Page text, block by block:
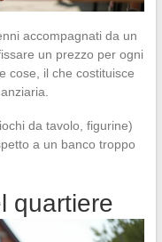
accompagnati da un
un prezzo per ogni
cose, il che costituisce
da tavolo, figurine)
a un banco troppo
quartiere